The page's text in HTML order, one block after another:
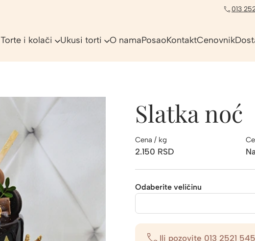
013
Torte i kolači Ukusi torti O namaPosaoKontaktCenovnik
Slatka noć
Cena / kg
2.150 RSD
Odaberite veličinu
Ili pozovite 013 2521 545